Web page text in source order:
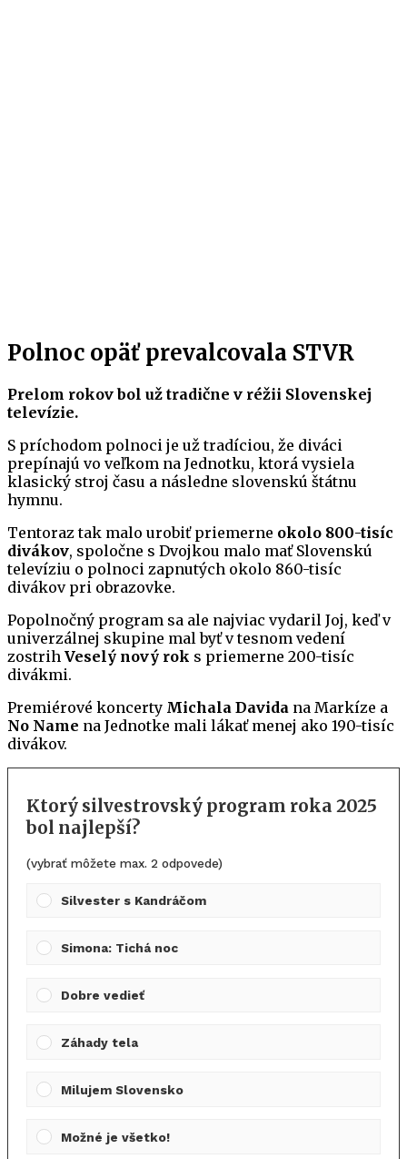
Polnoc opäť prevalcovala STVR
Prelom rokov bol už tradične v réžii Slovenskej
televízie.
S príchodom polnoci je už tradíciou, že diváci
prepínajú vo veľkom na Jednotku, ktorá vysiela
klasický stroj času a následne slovenskú štátnu
hymnu.
Tentoraz tak malo urobiť priemerne okolo 800-tisíc
divákov, spoločne s Dvojkou malo mať Slovenskú
televíziu o polnoci zapnutých okolo 860-tisíc
divákov pri obrazovke.
Popolnočný program sa ale najviac vydaril Joj, keď v
univerzálnej skupine mal byť v tesnom vedení
zostrih Veselý nový rok s priemerne 200-tisíc
divákmi.
Premiérové koncerty Michala Davida na Markíze a
No Name na Jednotke mali lákať menej ako 190-tisíc
divákov.
Ktorý silvestrovský program roka 2025
bol najlepší?
(vybrať môžete max. 2 odpovede)
Silvester s Kandráčom
Simona: Tichá noc
Dobre vedieť
Záhady tela
Milujem Slovensko
Možné je všetko!